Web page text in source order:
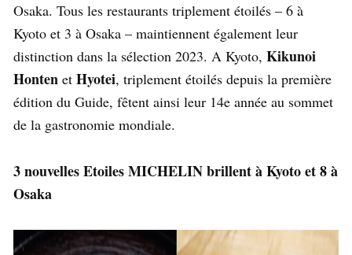
Osaka. Tous les restaurants triplement étoilés – 6 à
Kyoto et 3 à Osaka – maintiennent également leur
distinction dans la sélection 2023. A Kyoto, Kikunoi
Honten et Hyotei, triplement étoilés depuis la première
édition du Guide, fêtent ainsi leur 14e année au sommet
de la gastronomie mondiale.
3 nouvelles Etoiles MICHELIN brillent à Kyoto et 8 à
Osaka